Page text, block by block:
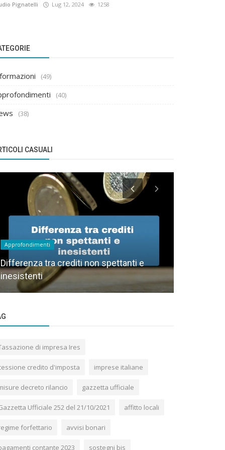
Pignatelli Lug 12, 2024 1258
(49)
(40)
(38)
CASUALI
Approfondimenti
Differenza tra crediti non spettanti e
inesistenti
di impresa Ires
credito d'imposta imprese italiane
decreto rilancio gazzetta ufficiale
Ufficiale 252 del 21/10/2021 affitto locali
forfettario avvisi bonari
contante 2023 sostegni bis